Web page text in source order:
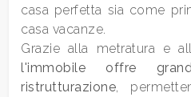
casa perfetta sia come
casa vacanze.
Grazie alla metratura e
l'immobile offre
ristrutturazione,
Bagni
minimi